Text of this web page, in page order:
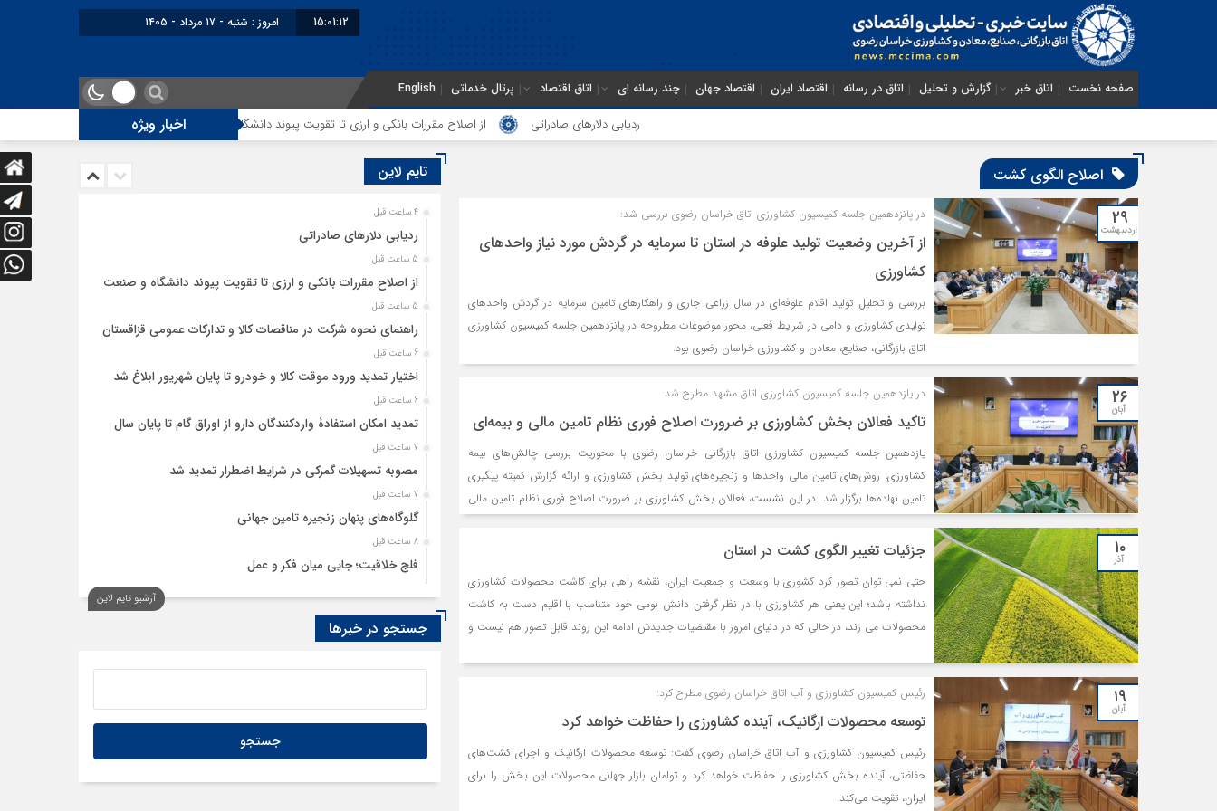
15:01:12 امروز : شنبه - ۱۷ مرداد - ۱۴۰۵
صفحه نخست اتاق خبر گزارش و تحلیل اتاق در رسانه اقتصاد ایران اقتصاد جهان چند رسانه ای اتاق اقتصاد پرتال خدماتی English
اخبار ویژه ردیابی دلارهای صادراتی از اصلاح مقررات بانکی و ارزی تا تقویت پیوند دانشگاه و صنعت راهنمای نحوه شرکت در مناقصات
اصلاح الگوی کشت
۲۹
اردیبهشت
در پانزدهمین جلسه کمیسیون کشاورزی اتاق خراسان رضوی بررسی شد:
از آخرین وضعیت تولید علوفه در استان تا سرمایه در گردش مورد نیاز واحدهای
کشاورزی
بررسی و تحلیل تولید اقلام علوفه‌ای در سال زراعی جاری و راهکارهای تامین سرمایه در گردش واحدهای
تولیدی کشاورزی و دامی در شرایط فعلی، محور موضوعات مطروحه در پانزدهمین جلسه کمیسیون کشاورزی
اتاق بازرگانی، صنایع، معادن و کشاورزی خراسان رضوی بود.
۲۶
آبان
در یازدهمین جلسه کمیسیون کشاورزی اتاق مشهد مطرح شد
تاکید فعالان بخش کشاورزی بر ضرورت اصلاح فوری نظام تامین مالی و بیمه‌ای
یازدهمین جلسه کمیسیون کشاورزی اتاق بازرگانی خراسان رضوی با محوریت بررسی چالش‌های بیمه
کشاورزی، روش‌های تامین مالی واحدها و زنجیره‌های تولید بخش کشاورزی و ارائه گزارش کمیته پیگیری
تامین نهاده‌ها برگزار شد. در این نشست، فعالان بخش کشاورزی بر ضرورت اصلاح فوری نظام تامین مالی
و بیمه‌ای تاکید کردند.
۱۰
آذر جزئیات تغییر الگوی کشت در استان
حتی نمی توان تصور کرد کشوری با وسعت و جمعیت ایران، نقشه راهی برای کاشت محصولات کشاورزی
نداشته باشد؛ این یعنی هر کشاورزی با در نظر گرفتن دانش بومی خود متناسب با اقلیم دست به کاشت
محصولات می زند، در حالی که در دنیای امروز با مقتضیات جدیدش ادامه این روند قابل تصور هم نیست و
۱۹
آبان
رئیس کمیسیون کشاورزی و آب اتاق خراسان رضوی مطرح کرد:
توسعه محصولات ارگانیک، آینده کشاورزی را حفاظت خواهد کرد
رئیس کمیسیون کشاورزی و آب اتاق خراسان رضوی گفت: توسعه محصولات ارگانیک و اجرای کشت‌های
حفاظتی، آینده بخش کشاورزی را حفاظت خواهد کرد و توامان بازار جهانی محصولات این بخش را برای
ایران، تقویت می‌کند.
تایم لاین
4 ساعت قبل
ردیابی دلارهای صادراتی
5 ساعت قبل
از اصلاح مقررات بانکی و ارزی تا تقویت پیوند دانشگاه و صنعت
5 ساعت قبل
راهنمای نحوه شرکت در مناقصات کالا و تدارکات عمومی قزاقستان
6 ساعت قبل
اختیار تمدید ورود موقت کالا و خودرو تا پایان شهریور ابلاغ شد
6 ساعت قبل
تمدید امکان استفادۀ واردکنندگان دارو از اوراق گام تا پایان سال
7 ساعت قبل
مصوبه تسهیلات گمرکی در شرایط اضطرار تمدید شد
7 ساعت قبل
گلوگاه‌های پنهان زنجیره تامین جهانی
8 ساعت قبل
فلج خلاقیت؛ جایی میان فکر و عمل
رسانه، حلقه پیوند میدان اقتصاد و عرصه تصمیم‌گیری است
9 ساعت قبل
آرشیو تایم لاین
جستجو در خبرها